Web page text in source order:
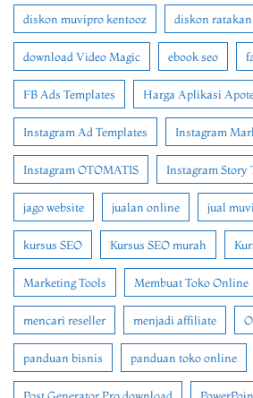
diskon muvipro kentooz diskon ratakan
download Video Magic ebook seo
FB Ads Templates Harga Aplikasi
Instagram Ad Templates Instagram
Instagram OTOMATIS Instagram Story
jago website jualan online jual
kursus SEO Kursus SEO murah
Marketing Tools Membuat Toko Online
mencari reseller menjadi affiliate
panduan bisnis panduan toko online